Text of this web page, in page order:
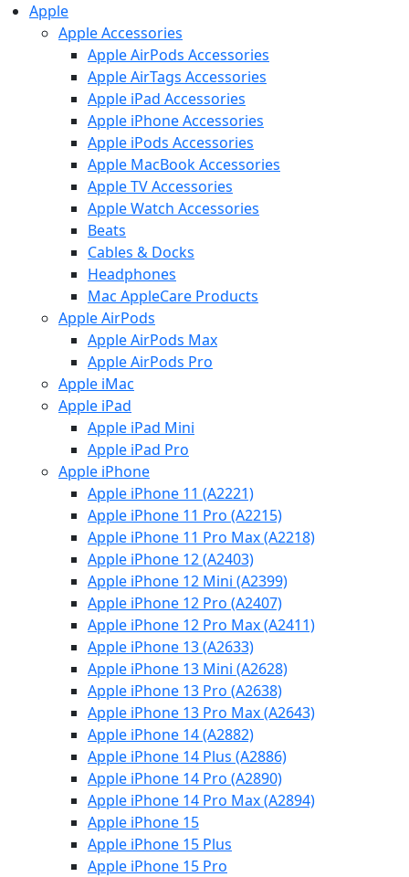
Apple
Apple Accessories
Apple AirPods Accessories
Apple AirTags Accessories
Apple iPad Accessories
Apple iPhone Accessories
Apple iPods Accessories
Apple MacBook Accessories
Apple TV Accessories
Apple Watch Accessories
Beats
Cables & Docks
Headphones
Mac AppleCare Products
Apple AirPods
Apple AirPods Max
Apple AirPods Pro
Apple iMac
Apple iPad
Apple iPad Mini
Apple iPad Pro
Apple iPhone
Apple iPhone 11 (A2221)
Apple iPhone 11 Pro (A2215)
Apple iPhone 11 Pro Max (A2218)
Apple iPhone 12 (A2403)
Apple iPhone 12 Mini (A2399)
Apple iPhone 12 Pro (A2407)
Apple iPhone 12 Pro Max (A2411)
Apple iPhone 13 (A2633)
Apple iPhone 13 Mini (A2628)
Apple iPhone 13 Pro (A2638)
Apple iPhone 13 Pro Max (A2643)
Apple iPhone 14 (A2882)
Apple iPhone 14 Plus (A2886)
Apple iPhone 14 Pro (A2890)
Apple iPhone 14 Pro Max (A2894)
Apple iPhone 15
Apple iPhone 15 Plus
Apple iPhone 15 Pro